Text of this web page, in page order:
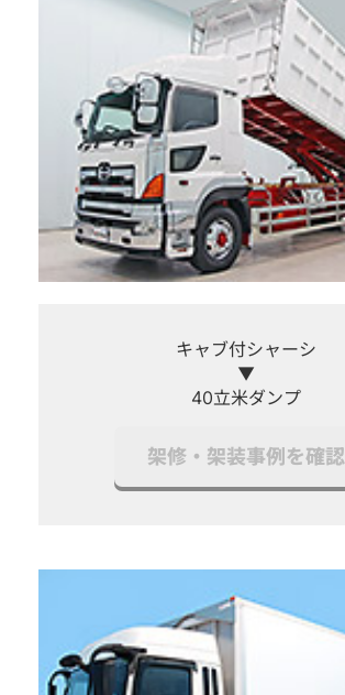
キャブ付シャーシ
▼
40立米ダンプ
架修・架装事例を確認